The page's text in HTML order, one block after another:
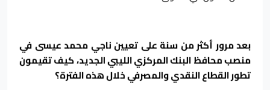
بعد مرور أكثر من سنة على تعيين ناجي محمد عيسى في
منصب محافظ البنك المركزي الليبي الجديد، كيف تقيمون
تطور القطاع النقدي والمصرفي خلال هذه الفترة؟